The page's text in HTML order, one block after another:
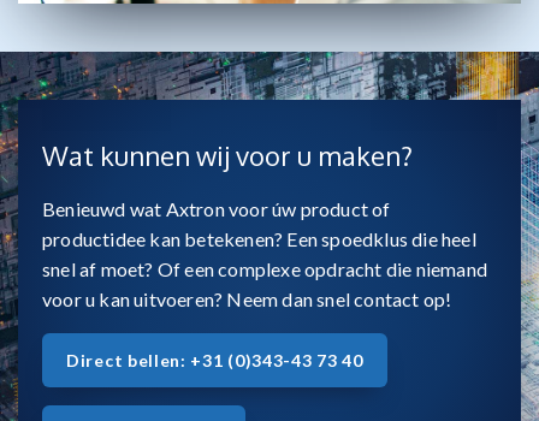
Wat kunnen wij voor u maken?
Benieuwd wat Axtron voor úw product of
productidee kan betekenen? Een spoedklus die heel
snel af moet? Of een complexe opdracht die niemand
voor u kan uitvoeren? Neem dan snel contact op!
Direct bellen: +31 (0)343-43 73 40